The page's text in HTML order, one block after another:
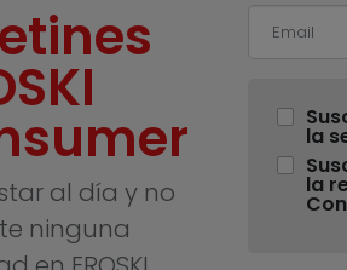
al día y no
ninguna
la
la